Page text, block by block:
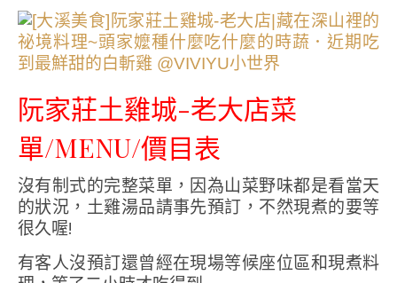
阮家莊土雞城-老大店菜
單/MENU/價目表
沒有制式的完整菜單，因為山菜野味都是看當天
的狀況，土雞湯品請事先預訂，不然現煮的要等
很久喔!
有客人沒預訂還曾經在現場等候座位區和現煮料